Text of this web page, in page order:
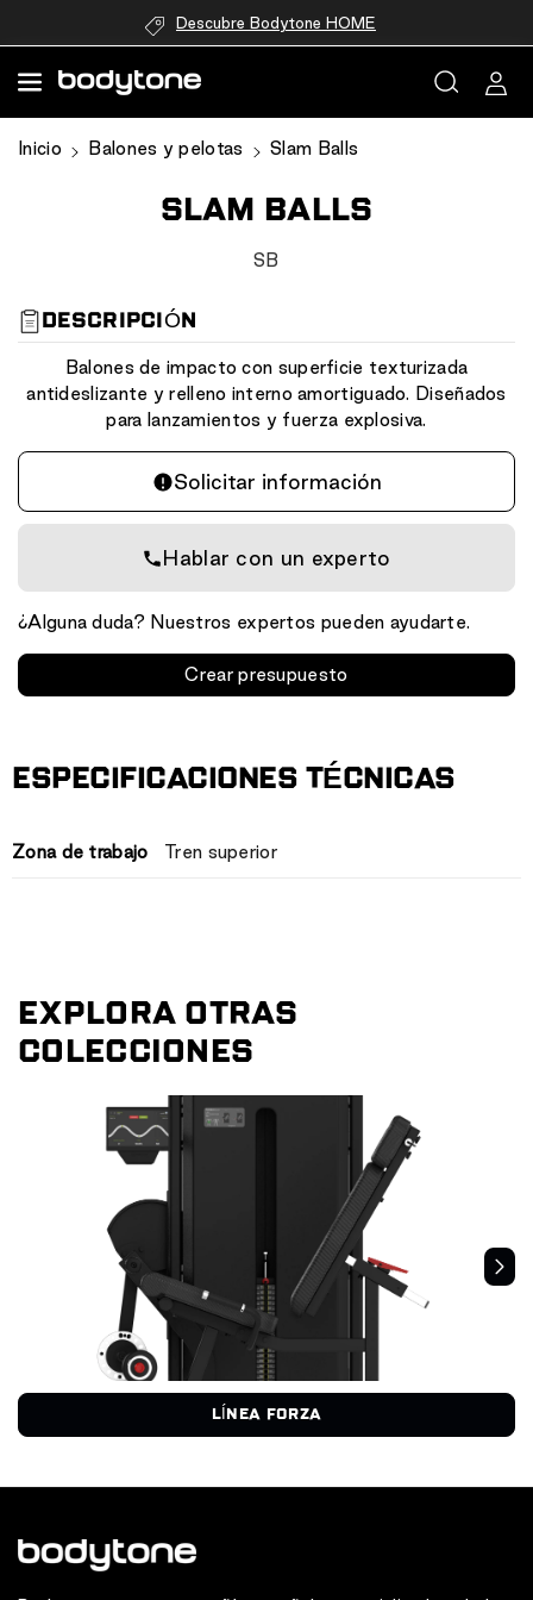
al contenido
Descubre Bodytone HOME
Inicio Balones y pelotas Slam Balls
Ir
SLAM BALLS
S
:
SB
DESCRIPCIÓN
Balones de impacto con superficie texturizada
antideslizante y relleno interno amortiguado. Diseñados
para lanzamientos y fuerza explosiva.
Solicitar información
Hablar con un experto
¿Alguna duda? Nuestros expertos pueden ayudarte.
Crear presupuesto
ESPECIFICACIONES TÉCNICAS
Zona de trabajo Tren superior
EXPLORA OTRAS
COLECCIONES
LÍNEA FORZA